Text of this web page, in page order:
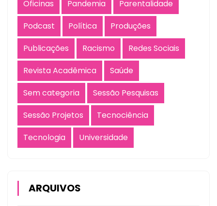
Oficinas
Pandemia
Parentalidade
Podcast
Política
Produções
Publicações
Racismo
Redes Sociais
Revista Acadêmica
Saúde
Sem categoria
Sessão Pesquisas
Sessão Projetos
Tecnociência
Tecnologia
Universidade
ARQUIVOS